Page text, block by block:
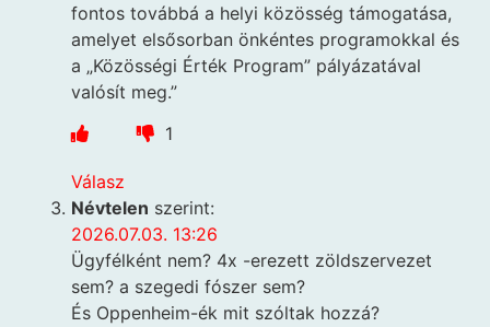
fontos továbbá a helyi közösség támogatása,
amelyet elsősorban önkéntes programokkal és
a „Közösségi Érték Program” pályázatával
valósít meg.”
1
Válasz
Névtelen szerint:
2026.07.03. 13:26
Ügyfélként nem? 4x -erezett zöldszervezet
sem? a szegedi fószer sem?
És Oppenheim-ék mit szóltak hozzá?